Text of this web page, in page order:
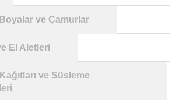
ve Çamurlar
El Aletleri
ve Süsleme